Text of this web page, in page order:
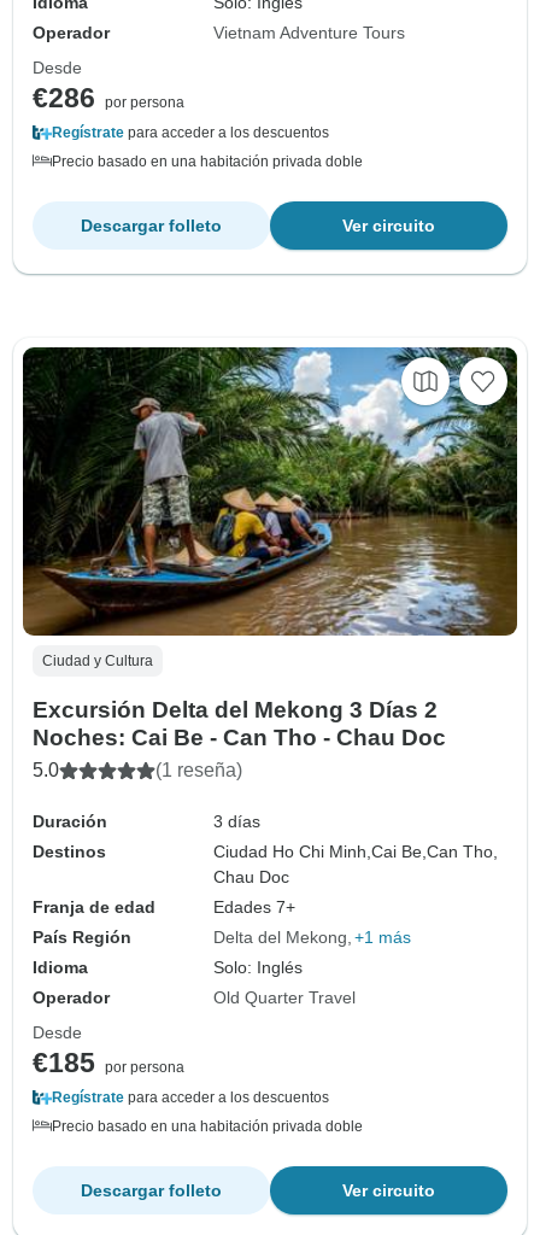
Operador
Vietnam Adventure Tours
Desde
€286
por persona
Regístrate para acceder a los descuentos
Precio basado en una habitación privada doble
Ver circuito
Descargar folleto
Ciudad y Cultura
Excursión Delta del Mekong 3 Días 2
Noches: Cai Be - Can Tho - Chau Doc
5.0 (1 reseña)
Duración
3 días
Destinos
Ciudad Ho Chi Minh,Cai Be,Can Tho,
Chau Doc
Franja de edad
Edades 7+
País Región
Delta del Mekong +1 más
Idioma
Solo: Inglés
Operador
Old Quarter Travel
Desde
€185 por persona
Regístrate para acceder a los descuentos
Precio basado en una habitación privada doble
Ver circuito
Descargar folleto